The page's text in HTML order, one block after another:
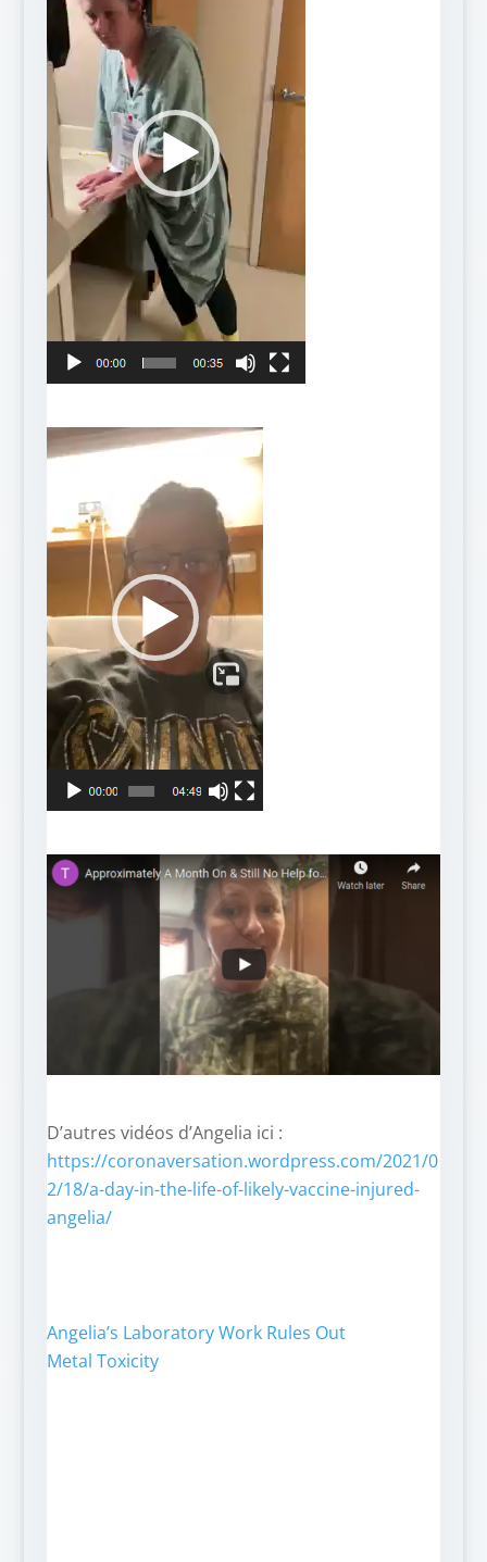
D’autres vidéos d’Angelia ici :
https://coronaversation.wordpress.com/2021/0
2/18/a-day-in-the-life-of-likely-vaccine-injured-
angelia/
Angelia’s Laboratory Work Rules Out
Metal Toxicity